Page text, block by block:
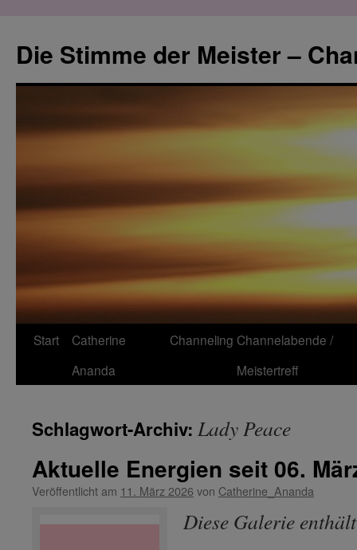
springen
Die Stimme der Meister –
Start
Catherine
Ananda
Channeling Channelabende /
Meistertreff
Schlagwort-Archiv: Lady Peace
Aktuelle Energien seit 06.
Veröffentlicht am 11. März 2026 von Catherine_Ananda
Diese Galerie